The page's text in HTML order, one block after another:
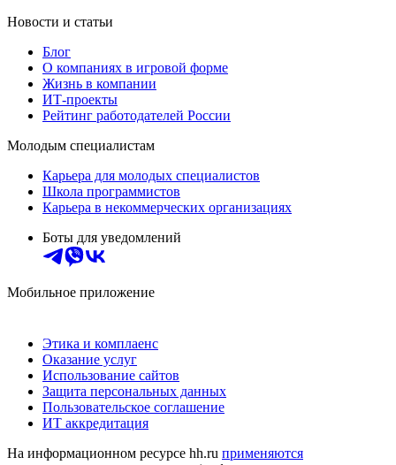
Новости и статьи
Блог
О компаниях в игровой форме
Жизнь в компании
ИТ-проекты
Рейтинг работодателей России
Молодым специалистам
Карьера для молодых специалистов
Школа программистов
Карьера в некоммерческих организациях
Боты для уведомлений
Мобильное приложение
Этика и комплаенс
Оказание услуг
Использование сайтов
Защита персональных данных
Пользовательское соглашение
ИТ аккредитация
На информационном ресурсе hh.ru применяются